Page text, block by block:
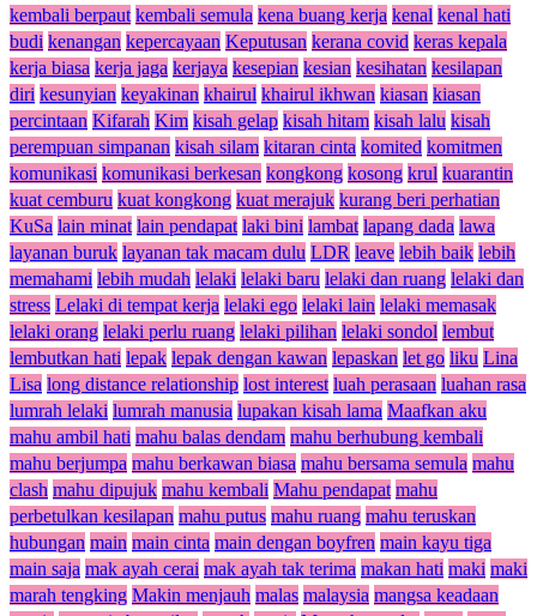
kembali berpaut kembali semula kena buang kerja kenal kenal hati
budi kenangan kepercayaan Keputusan kerana covid keras kepala
kerja biasa kerja jaga kerjaya kesepian kesian kesihatan kesilapan
diri kesunyian keyakinan khairul khairul ikhwan kiasan kiasan
percintaan Kifarah Kim kisah gelap kisah hitam kisah lalu kisah
perempuan simpanan kisah silam kitaran cinta komited komitmen
komunikasi komunikasi berkesan kongkong kosong krul kuarantin
kuat cemburu kuat kongkong kuat merajuk kurang beri perhatian
KuSa lain minat lain pendapat laki bini lambat lapang dada lawa
layanan buruk layanan tak macam dulu LDR leave lebih baik lebih
memahami lebih mudah lelaki lelaki baru lelaki dan ruang lelaki dan
stress Lelaki di tempat kerja lelaki ego lelaki lain lelaki memasak
lelaki orang lelaki perlu ruang lelaki pilihan lelaki sondol lembut
lembutkan hati lepak lepak dengan kawan lepaskan let go liku Lina
Lisa long distance relationship lost interest luah perasaan luahan rasa
lumrah lelaki lumrah manusia lupakan kisah lama Maafkan aku
mahu ambil hati mahu balas dendam mahu berhubung kembali
mahu berjumpa mahu berkawan biasa mahu bersama semula mahu
clash mahu dipujuk mahu kembali Mahu pendapat mahu
perbetulkan kesilapan mahu putus mahu ruang mahu teruskan
hubungan main main cinta main dengan boyfren main kayu tiga
main saja mak ayah cerai mak ayah tak terima makan hati maki maki
marah tengking Makin menjauh malas malaysia mangsa keadaan